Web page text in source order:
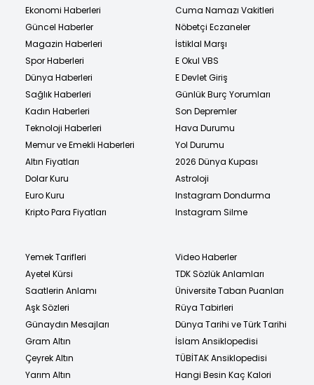
Ekonomi Haberleri
Güncel Haberler
Magazin Haberleri
Spor Haberleri
Dünya Haberleri
Sağlık Haberleri
Kadın Haberleri
Teknoloji Haberleri
Memur ve Emekli Haberleri
Altın Fiyatları
Dolar Kuru
Euro Kuru
Kripto Para Fiyatları
Cuma Namazı Vakitleri
Nöbetçi Eczaneler
İstiklal Marşı
E Okul VBS
E Devlet Giriş
Günlük Burç Yorumları
Son Depremler
Hava Durumu
Yol Durumu
2026 Dünya Kupası
Astroloji
Instagram Dondurma
Instagram Silme
Yemek Tarifleri
Ayetel Kürsi
Saatlerin Anlamı
Aşk Sözleri
Günaydın Mesajları
Gram Altın
Çeyrek Altın
Yarım Altın
Video Haberler
TDK Sözlük Anlamları
Üniversite Taban Puanları
Rüya Tabirleri
Dünya Tarihi ve Türk Tarihi
İslam Ansiklopedisi
TÜBİTAK Ansiklopedisi
Hangi Besin Kaç Kalori